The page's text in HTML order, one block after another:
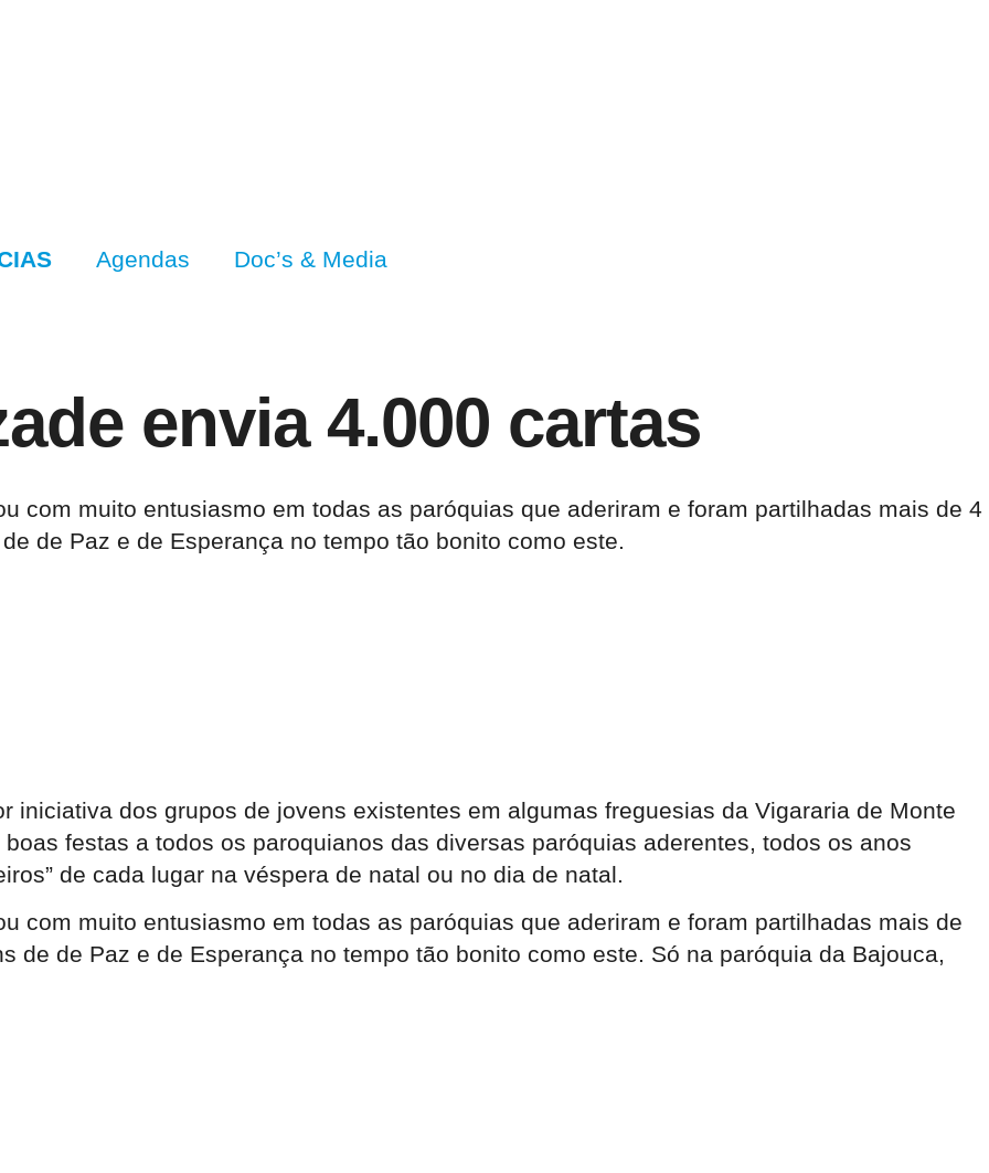
Agendas Doc’s & Media
envia 4.000 cartas
com muito entusiasmo em todas as paróquias que aderiram e foram partilhadas mais de 4
de Paz e de Esperança no tempo tão bonito como este.
iniciativa dos grupos de jovens existentes em algumas freguesias da Vigararia de Monte
festas a todos os paroquianos das diversas paróquias aderentes, todos os anos
de cada lugar na véspera de natal ou no dia de natal.
com muito entusiasmo em todas as paróquias que aderiram e foram partilhadas mais de
de de Paz e de Esperança no tempo tão bonito como este. Só na paróquia da Bajouca,